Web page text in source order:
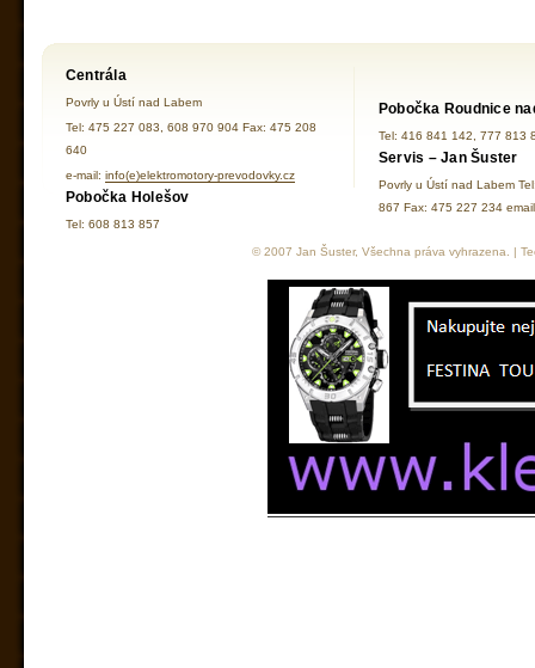
Centrála
Povrly u Ústí nad Labem
Tel: 475 227 083, 608 970 904 Fax: 475 208
640
e-mail: info(e)elektromotory-prevodovky.cz
Pobočka Holešov
Tel: 608 813 857
Pobočka Roudnice
Tel: 416 841 142, 777 813
Servis – Jan Šuster
Povrly u Ústí nad Labem
867 Fax: 475 227 234
© 2007 Jan Šuster, Všechna práva vyhrazena. |